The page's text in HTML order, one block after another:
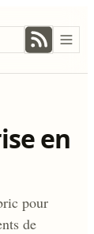
en
pour
de